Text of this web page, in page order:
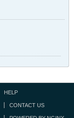
HELP
CONTACT US